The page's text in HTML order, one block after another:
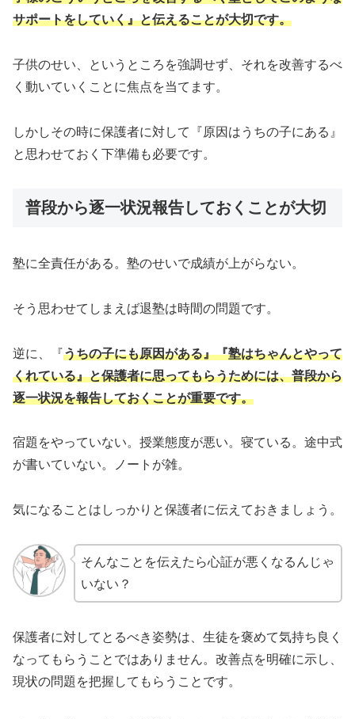
サポートをしていく』と伝えることが大切です。
子供のせい、というところを強調せず、それを改善するべ
く動いていくことに焦点を当てます。
しかしその時に保護者に対して『原因はうちの子にある』
と思わせておく下準備も必要です。
普段から逐一状況報告しておくことが大切
塾に全責任がある。塾のせいで成績が上がらない。
そう思わせてしまえば退塾は時間の問題です。
逆に、『うちの子にも原因がある』『塾はちゃんとやって
くれている』と保護者に思ってもらうためには、普段から
逐一状況を報告しておくことが重要です。
宿題をやっていない。授業態度が悪い。寝ている。途中式
が書いていない。ノートが雑。
気になることはしっかりと保護者に伝えておきましょう。
そんなことを伝えたら心証が悪くなるんじゃ
いない？
保護者に対してとるべき姿勢は、生徒を褒めて気持ち良く
なってもらうことではありません。改善点を明確に示し、
現状の問題を把握してもらうことです。